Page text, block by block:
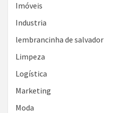
Imóveis
Industria
lembrancinha de salvador
Limpeza
Logística
Marketing
Moda